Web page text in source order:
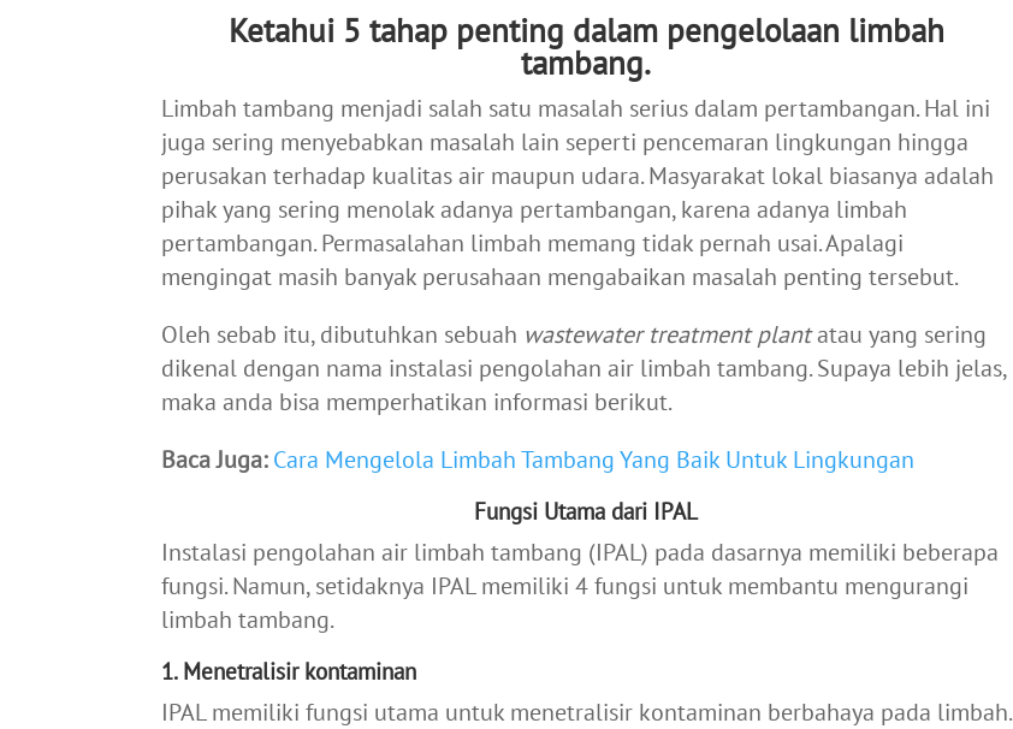
Ketahui 5 tahap penting dalam pengelolaan limbah
tambang.
Limbah tambang menjadi salah satu masalah serius dalam pertambangan. Hal ini
juga sering menyebabkan masalah lain seperti pencemaran lingkungan hingga
perusakan terhadap kualitas air maupun udara. Masyarakat lokal biasanya adalah
pihak yang sering menolak adanya pertambangan, karena adanya limbah
pertambangan. Permasalahan limbah memang tidak pernah usai. Apalagi
mengingat masih banyak perusahaan mengabaikan masalah penting tersebut.
Oleh sebab itu, dibutuhkan sebuah wastewater treatment plantatau yang sering
dikenal dengan nama instalasi pengolahan air limbah tambang. Supaya lebih jelas,
maka anda bisa memperhatikan informasi berikut.
Baca Juga: Cara Mengelola Limbah Tambang Yang Baik Untuk Lingkungan
Fungsi Utama dari IPAL
Instalasi pengolahan air limbah tambang (IPAL) pada dasarnya memiliki beberapa
fungsi. Namun, setidaknya IPAL memiliki 4 fungsi untuk membantu mengurangi
limbah tambang.
1. Menetralisir kontaminan
IPAL memiliki fungsi utama untuk menetralisir kontaminan berbahaya pada limbah.